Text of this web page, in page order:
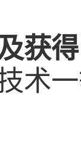
获
术